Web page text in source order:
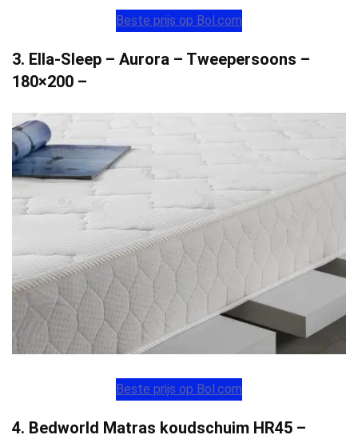
Beste prijs op Bol.com
3. Ella-Sleep – Aurora – Tweepersoons –
180×200 –
Beste prijs op Bol.com
4. Bedworld Matras koudschuim HR45 –